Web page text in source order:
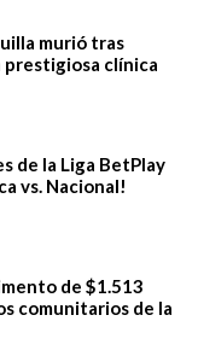
murió tras
prestigiosa clínica
de la Liga BetPlay
vs. Nacional!
de $1.513
comunitarios de la